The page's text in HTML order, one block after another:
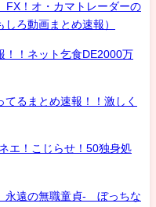
！オ・カマトレーダーの
ろ動画まとめ速報）
！！ネット乞食DE2000万
るまとめ速報！！激しく
エ！こじらせ！50独身処
遠の無職童貞- ぼっちな